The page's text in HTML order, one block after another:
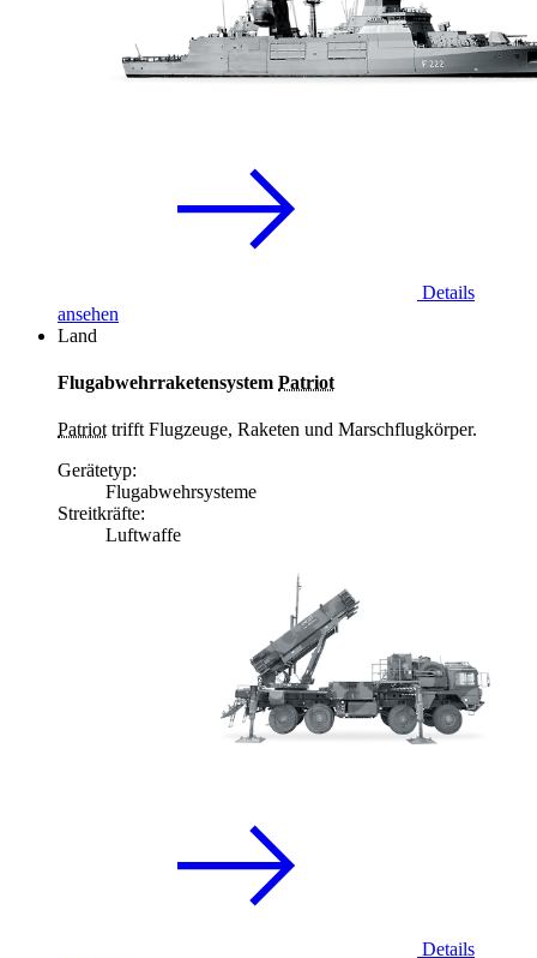
Details
ansehen
Land
Flugabwehrraketensystem Patriot
Patriot trifft Flugzeuge, Raketen und Marschflugkörper.
Gerätetyp:
Flugabwehrsysteme
Streitkräfte:
Luftwaffe
Details